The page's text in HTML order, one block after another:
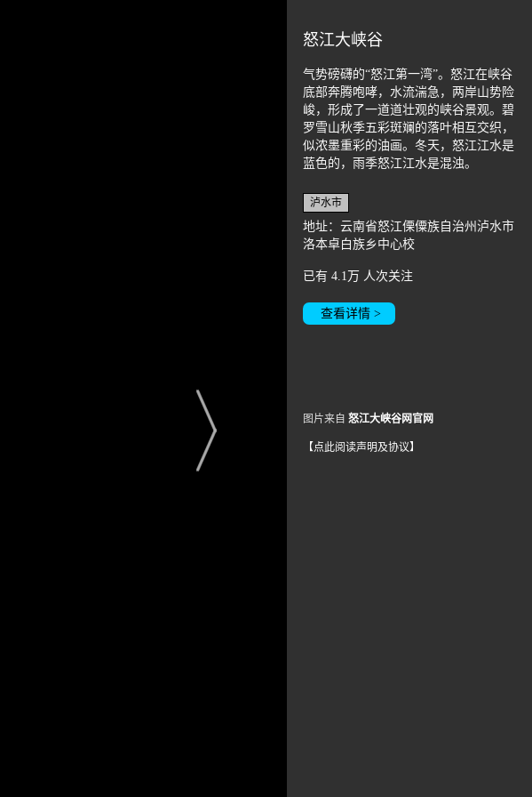
怒江大峡谷
气势磅礴的“怒江第一湾”。怒江在峡谷
底部奔腾咆哮，水流湍急，两岸山势险
峻，形成了一道道壮观的峡谷景观。碧
罗雪山秋季五彩斑斓的落叶相互交织，
似浓墨重彩的油画。冬天，怒江江水是
蓝色的，雨季怒江江水是混浊。
泸水市
地址：云南省怒江傈僳族自治州泸水市
洛本卓白族乡中心校
已有 4.1万 人次关注
查看详情 >
图片来自 怒江大峡谷网官网
【点此阅读声明及协议】